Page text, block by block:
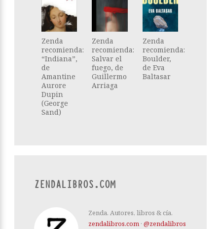
Zenda
recomienda:
“Indiana”,
de
Amantine
Aurore
Dupin
(George
Sand)
Zenda
recomienda:
Salvar el
fuego, de
Guillermo
Arriaga
Zenda
recomienda:
Boulder,
de Eva
Baltasar
ZENDALIBROS.COM
Zenda. Autores, libros & cía.
zendalibros.com · @zendalibros